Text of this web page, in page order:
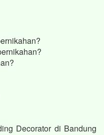
Decorator di Bandung